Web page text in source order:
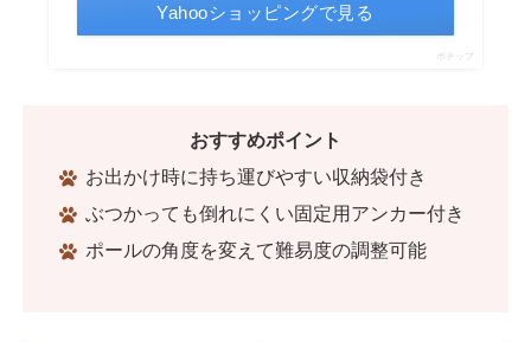
Yahooショッピングで見る
ポチップ
おすすめポイント
お出かけ時に持ち運びやすい収納袋付き
ぶつかっても倒れにくい固定用アンカー付き
ポールの角度を変えて難易度の調整可能